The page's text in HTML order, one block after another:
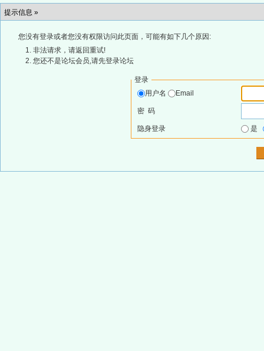
提示信息 »
您没有登录或者您没有权限访问此页面，可能有如下几个原因:
非法请求，请返回重试!
您还不是论坛会员,请先登录论坛
登录
用户名
Email
密 码
隐身登录 是